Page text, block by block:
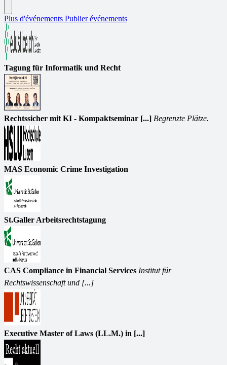
Plus d'événements Publier événements
Tagung für Informatik und Recht
Rechtssicher mit KI - Kompaktseminar [...] Begrenzte Plätze.
MAS Economic Crime Investigation
St.Galler Arbeitsrechtstagung
CAS Compliance in Financial Services Institut für
Rechtswissenschaft und [...]
Executive Master of Laws (LL.M.) in [...]